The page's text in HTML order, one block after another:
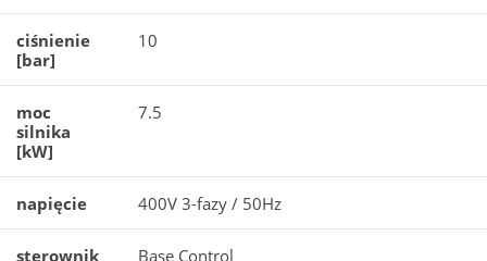
ciśnienie
[bar]
10
moc
silnika
[kW]
7.5
napięcie 400V 3-fazy / 50Hz
sterownik Base Control